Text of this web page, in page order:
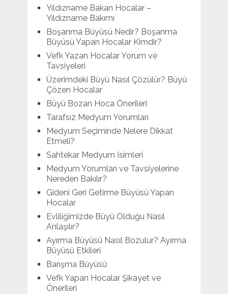
Yıldızname Bakan Hocalar –
Yıldızname Bakımı
Boşanma Büyüsü Nedir? Boşanma
Büyüsü Yapan Hocalar Kimdir?
Vefk Yazan Hocalar Yorum ve
Tavsiyeleri
Üzerimdeki Büyü Nasıl Çözülür? Büyü
Çözen Hocalar
Büyü Bozan Hoca Önerileri
Tarafsız Medyum Yorumları
Medyum Seçiminde Nelere Dikkat
Etmeli?
Sahtekar Medyum İsimleri
Medyum Yorumları ve Tavsiyelerine
Nereden Bakılır?
Gideni Geri Getirme Büyüsü Yapan
Hocalar
Evliliğimizde Büyü Olduğu Nasıl
Anlaşılır?
Ayırma Büyüsü Nasıl Bozulur? Ayırma
Büyüsü Etkileri
Barışma Büyüsü
Vefk Yapan Hocalar Şikayet ve
Önerileri